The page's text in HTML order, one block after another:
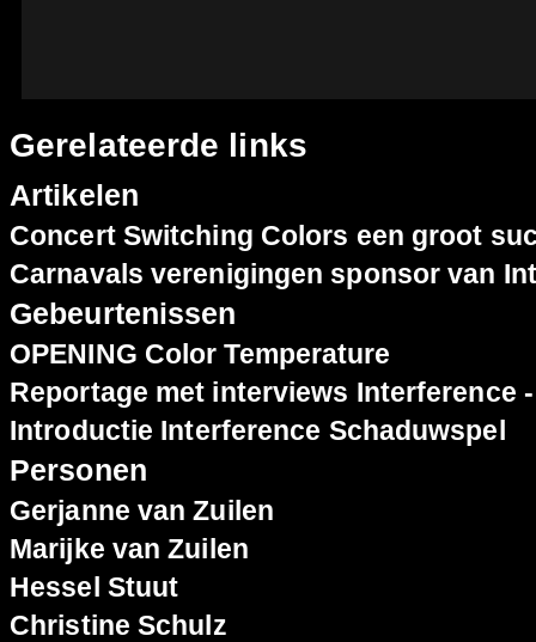
Gerelateerde links
Artikelen
Concert Switching Colors een groot
Carnavals verenigingen sponsor van
Gebeurtenissen
OPENING Color Temperature
Reportage met interviews Interference
Introductie Interference Schaduwspel
Personen
Gerjanne van Zuilen
Marijke van Zuilen
Hessel Stuut
Christine Schulz